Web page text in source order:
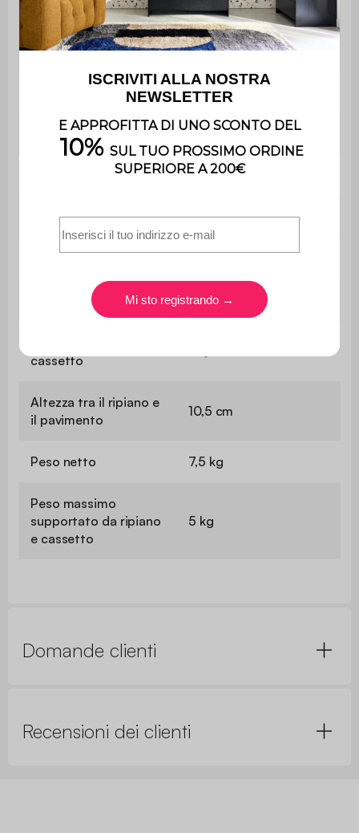
Montaggio
Il montaggio è
semplice, le istruzioni
sono fornite.
Sì
2x Comodino L 40 x 30 x H 53 cm
Spessore del pannello 1,5 cm
Cassetto (esterno) L 37 x H 15,2 cm
L 37 x P 30 cm
cassetto
Altezza tra il ripiano e
il pavimento
10,5 cm
Peso netto 7,5 kg
Peso massimo
supportato da ripiano
e cassetto
5 kg
Domande clienti
Recensioni dei clienti